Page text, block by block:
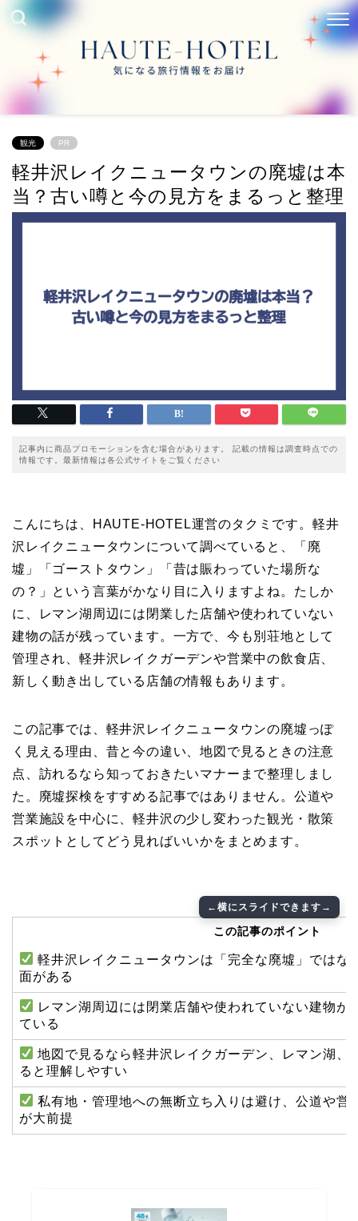
観光 PR
軽井沢レイクニュータウンの廃墟は本
当？古い噂と今の見方をまるっと整理
記事内に商品プロモーションを含む場合があります。 記載の情報は調査時点での
情報です。最新情報は各公式サイトをご覧ください
こんにちは、HAUTE-HOTEL運営のタクミです。軽井
沢レイクニュータウンについて調べていると、「廃
墟」「ゴーストタウン」「昔は賑わっていた場所な
の？」という言葉がかなり目に入りますよね。たしか
に、レマン湖周辺には閉業した店舗や使われていない
建物の話が残っています。一方で、今も別荘地として
管理され、軽井沢レイクガーデンや営業中の飲食店、
新しく動き出している店舗の情報もあります。
この記事では、軽井沢レイクニュータウンの廃墟っぽ
く見える理由、昔と今の違い、地図で見るときの注意
点、訪れるなら知っておきたいマナーまで整理しまし
た。廃墟探検をすすめる記事ではありません。公道や
営業施設を中心に、軽井沢の少し変わった観光・散策
スポットとしてどう見ればいいかをまとめます。
この記事のポイント
軽井沢レイクニュータウンは「完全な廃墟」ではな
面がある
レマン湖周辺には閉業店舗や使われていない建物が
ている
地図で見るなら軽井沢レイクガーデン、レマン湖、
ると理解しやすい
私有地・管理地への無断立ち入りは避け、公道や営
が大前提